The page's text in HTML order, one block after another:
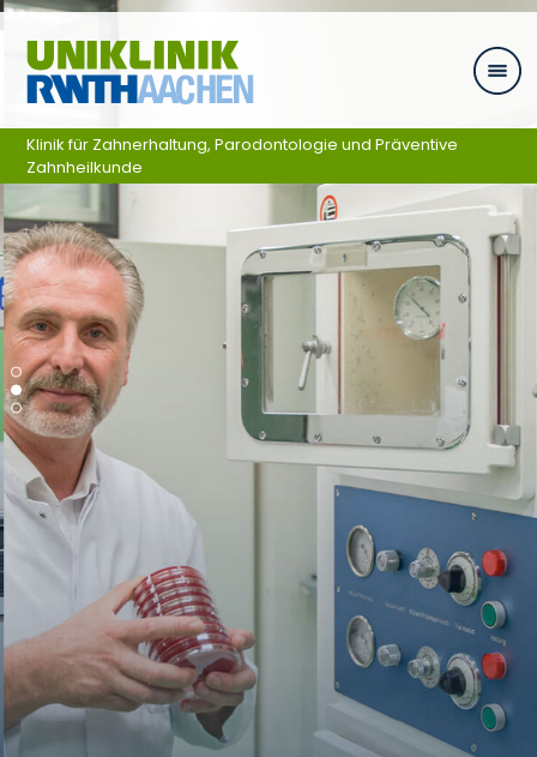
Skip navigation
Klinik für Zahnerhaltung, Parodontologie und Präventive
Zahnheilkunde